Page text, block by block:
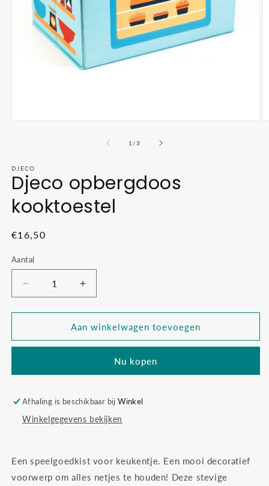
1 /van
3
DJECO
Djeco opbergdoos
kooktoestel
Normale
€16,50
Aantal
Aantal
verlagen
voor
opbergdoos
Aantal
verhogen
voor
Djeco
opbergdoos
Aan winkelwagen toevoegen
Nu kopen
Afhaling is beschikbaar bijWinkel
Winkelgegevens bekijken
Een speelgoedkist voor keukentje. Een mooi decoratief
voorwerp om alles netjes te houden! Deze stevige